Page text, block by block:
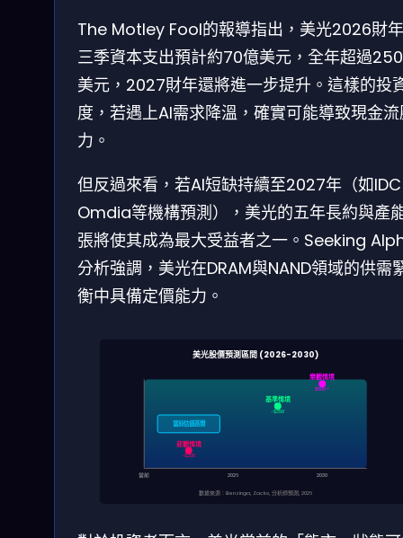
The Motley Fool的報導指出，美光2026財
三季資本支出預計約70億美元，全年超過
美元，2027財年還將進一步提升。這樣的投
度，若遇上AI需求降溫，確實可能導致現金
力。
但反過來看，若AI短缺持續至2027年（如
Omdia等機構預測），美光的五年長約與產
張將使其成為最大受益者之一。Seeking
分析強調，美光在DRAM與NAND領域的供需
衡中具備定價能力。
美光股價預測區間 (2026-2030)
當前 2026 2030
悲觀情境
~$200
基準情境
~$350
樂觀情境
$500+
當前估值區間
數據來源：Benzinga, Zacks, 分析師預測, 2026